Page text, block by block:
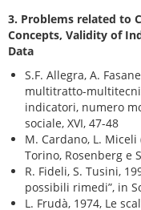
3. Problems related to
Concepts, Validity of
Data
S.F. Allegra, A.
multitratto-
indicatori, numero
sociale, XVI, 47-48
M. Cardano, L.
Torino, Rosenberg e
R. Fideli, S. Tusini,
possibili rimedi”, in
L. Frudà, 1974, Le